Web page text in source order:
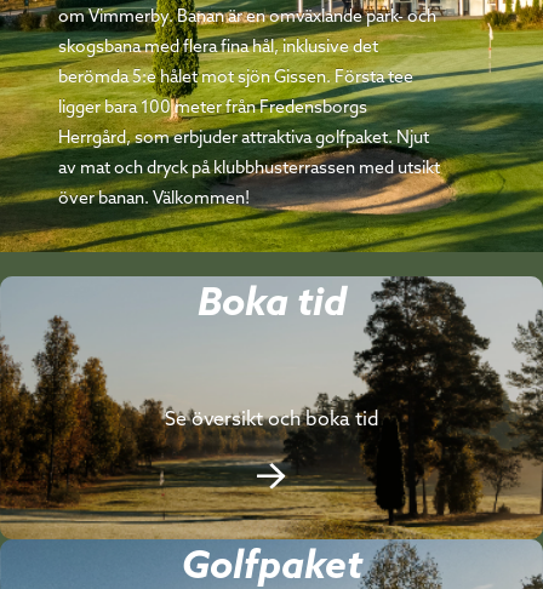
om Vimmerby. Banan är en omväxlande park- och
skogsbana med flera fina hål, inklusive det
berömda 5:e hålet mot sjön Gissen. Första tee
ligger bara 100 meter från Fredensborgs
Herrgård, som erbjuder attraktiva golfpaket. Njut
av mat och dryck på klubbhusterrassen med utsikt
över banan. Välkommen!
Boka tid
Se översikt och boka tid
Golfpaket